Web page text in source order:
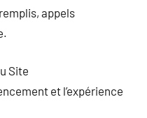
appels
Site
et l’expérience